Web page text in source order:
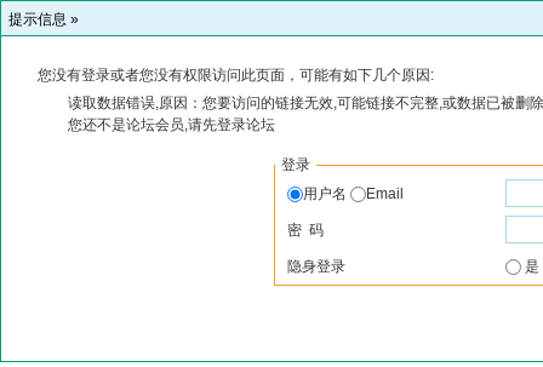
提示信息 »
您没有登录或者您没有权限访问此页面，可能有如下几个原因:
读取数据错误,原因：您要访问的链接无效,可能链接不完整,或数据已被删
您还不是论坛会员,请先登录论坛
登录
用户名
Email
密 码
隐身登录